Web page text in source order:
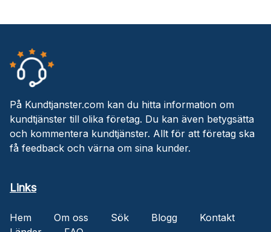
På Kundtjanster.com kan du hitta information om
kundtjänster till olika företag. Du kan även betygsätta
och kommentera kundtjänster. Allt för att företag ska
få feedback och värna om sina kunder.
Links
Hem Om oss Sök Blogg
Kontakt